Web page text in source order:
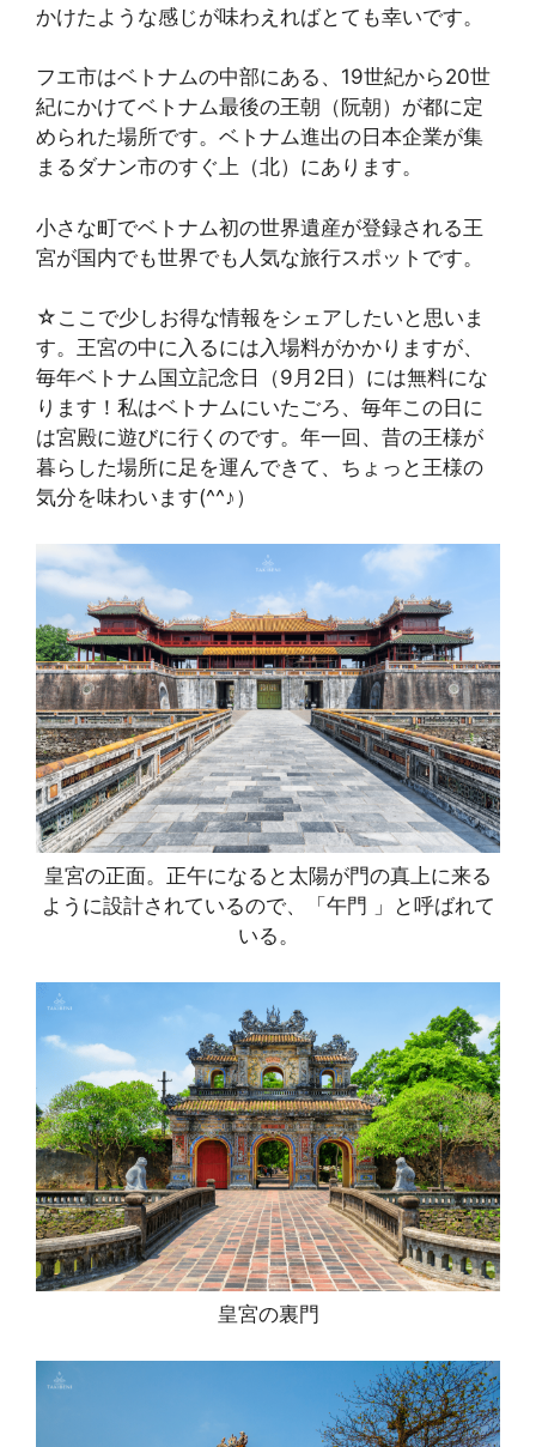
かけたような感じが味わえればとても幸いです。
フエ市はベトナムの中部にある、19世紀から20世
紀にかけてベトナム最後の王朝（阮朝）が都に定
められた場所です。ベトナム進出の日本企業が集
まるダナン市のすぐ上（北）にあります。
小さな町でベトナム初の世界遺産が登録される王
宮が国内でも世界でも人気な旅行スポットです。
☆ここで少しお得な情報をシェアしたいと思いま
す。王宮の中に入るには入場料がかかりますが、
毎年ベトナム国立記念日（9月2日）には無料にな
ります！私はベトナムにいたごろ、毎年この日に
は宮殿に遊びに行くのです。年一回、昔の王様が
暮らした場所に足を運んできて、ちょっと王様の
気分を味わいます(^^♪）
皇宮の正面。正午になると太陽が門の真上に来る
ように設計されているので、「午門 」と呼ばれて
いる。
皇宮の裏門